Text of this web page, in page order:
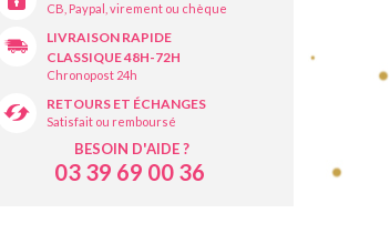
CB, Paypal, virement ou chèque
LIVRAISON RAPIDE
CLASSIQUE 48H-72H
Chronopost 24h
RETOURS ET ÉCHANGES
Satisfait ou remboursé
BESOIN D'AIDE ?
03 39 69 00 36